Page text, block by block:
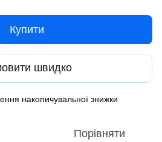
Купити
швидко
накопичувальної знижки
Порівняти